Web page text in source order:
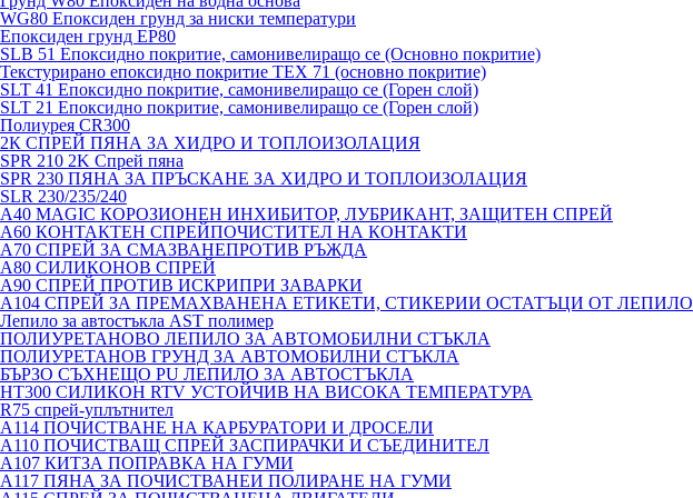
WG80 Епоксиден грунд за ниски температури
Епоксиден грунд EP80
SLB 51 Епоксидно покритие, самонивелиращо се (Основно покритие)
Текстурирано епоксидно покритие TEX 71 (основно покритие)
SLT 41 Епоксидно покритие, самонивелиращо се (Горен слой)
SLT 21 Епоксидно покритие, самонивелиращо се (Горен слой)
Полиурея CR300
2К СПРЕЙ ПЯНА ЗА ХИДРО И ТОПЛОИЗОЛАЦИЯ
SPR 210 2K Спрей пяна
SPR 230 ПЯНА ЗА ПРЪСКАНЕ ЗА ХИДРО И ТОПЛОИЗОЛАЦИЯ
SLR 230/235/240
A40 MAGIC КОРОЗИОНЕН ИНХИБИТОР, ЛУБРИКАНТ, ЗАЩИТЕН СПРЕЙ
A60 КОНТАКТЕН СПРЕЙПОЧИСТИТЕЛ НА КОНТАКТИ
A70 СПРЕЙ ЗА СМАЗВАНЕПРОТИВ РЪЖДА
A80 СИЛИКОНОВ СПРЕЙ
A90 СПРЕЙ ПРОТИВ ИСКРИПРИ ЗАВАРКИ
A104 СПРЕЙ ЗА ПРЕМАХВАНЕНА ЕТИКЕТИ, СТИКЕРИИ ОСТАТЪЦИ ОТ ЛЕПИЛО
Лепило за автостъкла AST полимер
ПОЛИУРЕТАНОВО ЛЕПИЛО ЗА АВТОМОБИЛНИ СТЪКЛА
ПОЛИУРЕТАНОВ ГРУНД ЗА АВТОМОБИЛНИ СТЪКЛА
БЪРЗО СЪХНЕЩО PU ЛЕПИЛО ЗА АВТОСТЪКЛА
HT300 СИЛИКОН RTV УСТОЙЧИВ НА ВИСОКА ТЕМПЕРАТУРА
R75 спрей-уплътнител
A114 ПОЧИСТВАНЕ НА КАРБУРАТОРИ И ДРОСЕЛИ
A110 ПОЧИСТВАЩ СПРЕЙ ЗАСПИРАЧКИ И СЪЕДИНИТЕЛ
A107 КИТЗА ПОПРАВКА НА ГУМИ
A117 ПЯНА ЗА ПОЧИСТВАНЕИ ПОЛИРАНЕ НА ГУМИ